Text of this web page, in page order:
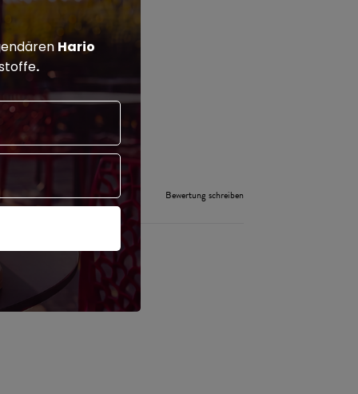
Bewertung schreiben
Hario
.